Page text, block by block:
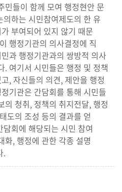
민들이 함께 모여 행정현안 문
하는 시민참여제도의 한 유
부여되어 있지 않기 때문
행정기관의 의사결정에 직
과 행정기관과의 쌍방적 의사
. 여기서 시민들은 행정 및 정책
, 자신들의 의견, 제안을 행정
기관은 간담회를 통해 시민들
의 청취, 정책의 취지전달, 행정
도의 조성 등의 결과를 얻
회에 해당되는 시민 참여
화, 행정에 관한 각종 설명
.